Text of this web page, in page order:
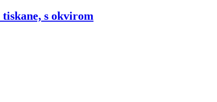
tiskane, s okvirom